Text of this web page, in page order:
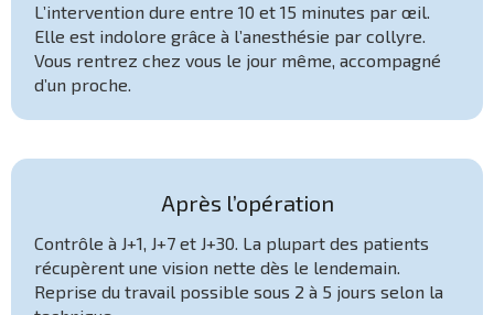
L’intervention dure entre 10 et 15 minutes par œil.
Elle est indolore grâce à l’anesthésie par collyre.
Vous rentrez chez vous le jour même, accompagné
d’un proche.
Après l’opération
Contrôle à J+1, J+7 et J+30. La plupart des patients
récupèrent une vision nette dès le lendemain.
Reprise du travail possible sous 2 à 5 jours selon la